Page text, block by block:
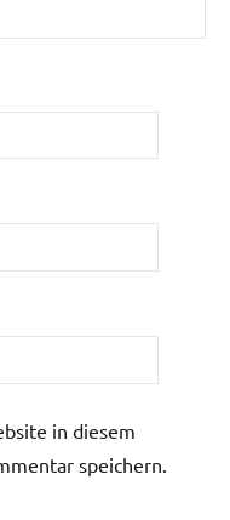
in diesem
speichern.